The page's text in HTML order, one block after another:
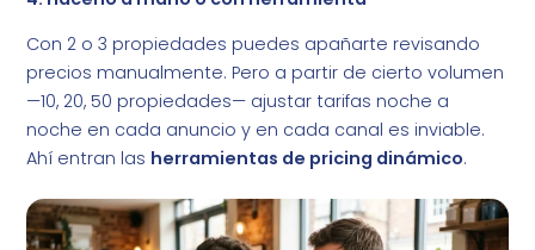
Con 2 o 3 propiedades puedes apañarte revisando
precios manualmente. Pero a partir de cierto volumen
—10, 20, 50 propiedades— ajustar tarifas noche a
noche en cada anuncio y en cada canal es inviable.
Ahí entran las herramientas de pricing dinámico.